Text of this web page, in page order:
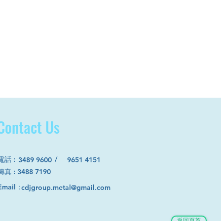
9651 4151
話 : /
：cdjgroup.metal@gmail.com
Us
3489 9600
真 : 3488 7190